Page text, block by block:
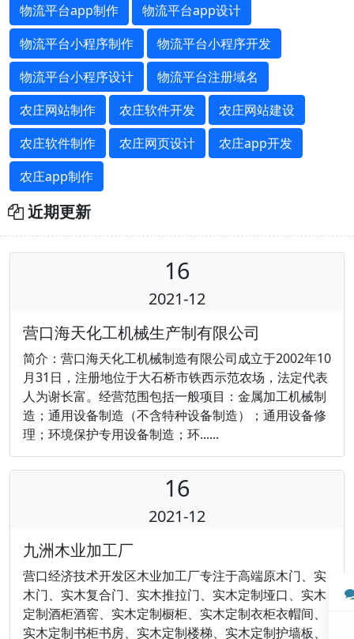
物流平台app制作
物流平台app设计
物流平台小程序制作
物流平台小程序开发
物流平台小程序设计
物流平台注册域名
农庄网站制作
农庄软件开发
农庄网站建设
农庄软件制作
农庄网页设计
农庄app开发
农庄app制作
近期更新
16
2021-12
营口海天化工机械生产制有限公司
简介：营口海天化工机械制造有限公司成立于2002年10
月31日，注册地位于大石桥市铁西示范农场，法定代表
人为谢长富。经营范围包括一般项目：金属加工机械制
造；通用设备制造（不含特种设备制造）；通用设备修
理；环境保护专用设备制造；环......
16
2021-12
九洲木业加工厂
营口经济技术开发区木业加工厂专注于高端原木门、实
木门、实木复合门、实木推拉门、实木定制垭口、实木
定制酒柜酒窖、实木定制橱柜、实木定制衣柜衣帽间、
实木定制书柜书房、实木定制楼梯、实木定制护墙板、